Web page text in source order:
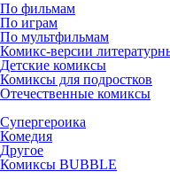
По фильмам
По играм
По мультфильмам
Комикс-версии
Детские комиксы
Комиксы для подростков
Отечественные комиксы
Супергероика
Комедия
Другое
Комиксы BUBBLE